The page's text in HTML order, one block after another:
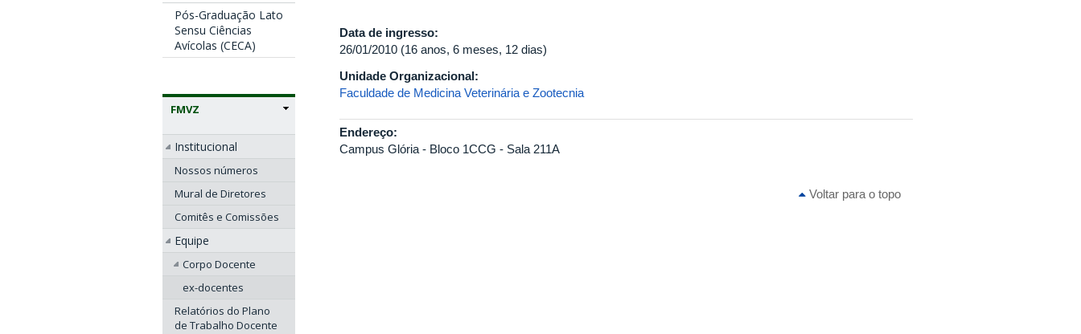
Pós-Graduação Lato
Sensu Ciências
Avícolas (CECA)
FMVZ
Institucional
Nossos números
Mural de Diretores
Comitês e Comissões
Equipe
Corpo Docente
ex-docentes
Relatórios do Plano
de Trabalho Docente
Data de ingresso:
26/01/2010 (16 anos, 6 meses, 12 dias)
Unidade Organizacional:
Faculdade de Medicina Veterinária e Zootecnia
Endereço:
Campus Glória - Bloco 1CCG - Sala 211A
Voltar para o topo